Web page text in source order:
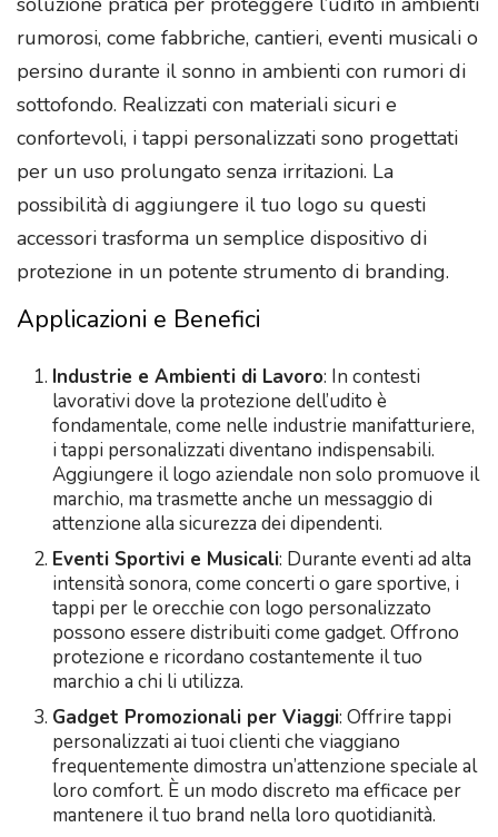
rumorosi, come fabbriche, cantieri, eventi musicali o
persino durante il sonno in ambienti con rumori di
sottofondo. Realizzati con materiali sicuri e
confortevoli, i tappi personalizzati sono progettati
per un uso prolungato senza irritazioni. La
possibilità di aggiungere il tuo logo su questi
accessori trasforma un semplice dispositivo di
protezione in un potente strumento di branding.
Applicazioni e Benefici
Industrie e Ambienti di Lavoro: In contesti
lavorativi dove la protezione dell’udito è
fondamentale, come nelle industrie manifatturiere,
i tappi personalizzati diventano indispensabili.
Aggiungere il logo aziendale non solo promuove il
marchio, ma trasmette anche un messaggio di
attenzione alla sicurezza dei dipendenti.
Eventi Sportivi e Musicali: Durante eventi ad alta
intensità sonora, come concerti o gare sportive, i
tappi per le orecchie con logo personalizzato
possono essere distribuiti come gadget. Offrono
protezione e ricordano costantemente il tuo
marchio a chi li utilizza.
Gadget Promozionali per Viaggi: Offrire tappi
personalizzati ai tuoi clienti che viaggiano
frequentemente dimostra un’attenzione speciale al
loro comfort. È un modo discreto ma efficace per
mantenere il tuo brand nella loro quotidianità.